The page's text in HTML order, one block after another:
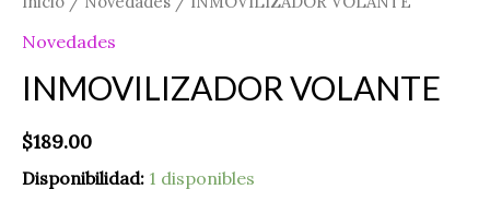
Novedades
INMOVILIZADOR VOLANTE
$189.00
Disponibilidad: 1 disponibles